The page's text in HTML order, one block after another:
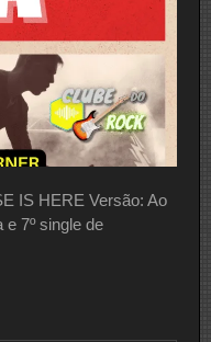
IS HERE Versão: Ao
7º single de